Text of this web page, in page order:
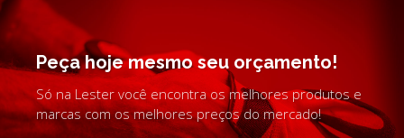
Peça hoje mesmo seu orçamento!
Só na Lester você encontra os melhores produtos e
marcas com os melhores preços do mercado!